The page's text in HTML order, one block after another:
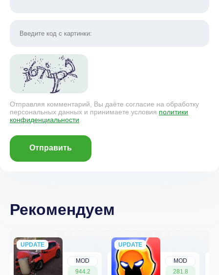
Отправляя комментарий, Вы даёте согласие на обработку
персональных данных и принимаете условия политики
конфиденциальности
Отправить
Рекомендуем
MOD
944.2
UPDATE
NEW
MOD
281.8
UPDATE
NEW